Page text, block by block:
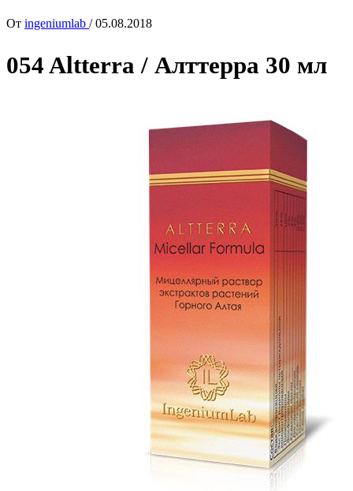
От ingeniumlab /05.08.2018
054 Altterra / Алттерра 30 мл